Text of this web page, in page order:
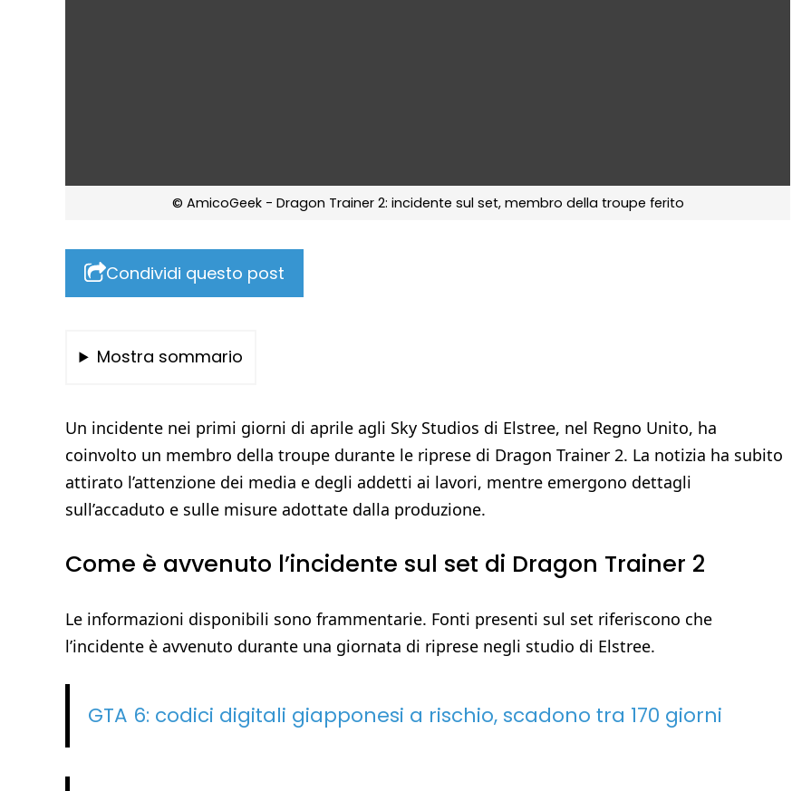
© AmicoGeek - Dragon Trainer 2: incidente sul set, membro della troupe ferito
Condividi questo post
Mostra sommario
Un incidente nei primi giorni di aprile agli Sky Studios di Elstree, nel Regno Unito, ha
coinvolto un membro della troupe durante le riprese di Dragon Trainer 2. La notizia ha subito
attirato l’attenzione dei media e degli addetti ai lavori, mentre emergono dettagli
sull’accaduto e sulle misure adottate dalla produzione.
Come è avvenuto l’incidente sul set di Dragon Trainer 2
Le informazioni disponibili sono frammentarie. Fonti presenti sul set riferiscono che
l’incidente è avvenuto durante una giornata di riprese negli studio di Elstree.
GTA 6: codici digitali giapponesi a rischio, scadono tra 170 giorni